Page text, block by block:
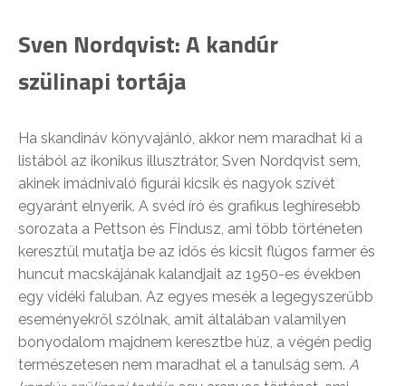
Sven Nordqvist: A kandúr
szülinapi tortája
Ha skandináv könyvajánló, akkor nem maradhat ki a
listából az ikonikus illusztrátor, Sven Nordqvist sem,
akinek imádnivaló figurái kicsik és nagyok szívét
egyaránt elnyerik. A svéd író és grafikus leghíresebb
sorozata a Pettson és Findusz, ami több történeten
keresztül mutatja be az idős és kicsit flúgos farmer és
huncut macskájának kalandjait az 1950-es években
egy vidéki faluban. Az egyes mesék a legegyszerűbb
eseményekről szólnak, amit általában valamilyen
bonyodalom majdnem keresztbe húz, a végén pedig
természetesen nem maradhat el a tanulság sem. A